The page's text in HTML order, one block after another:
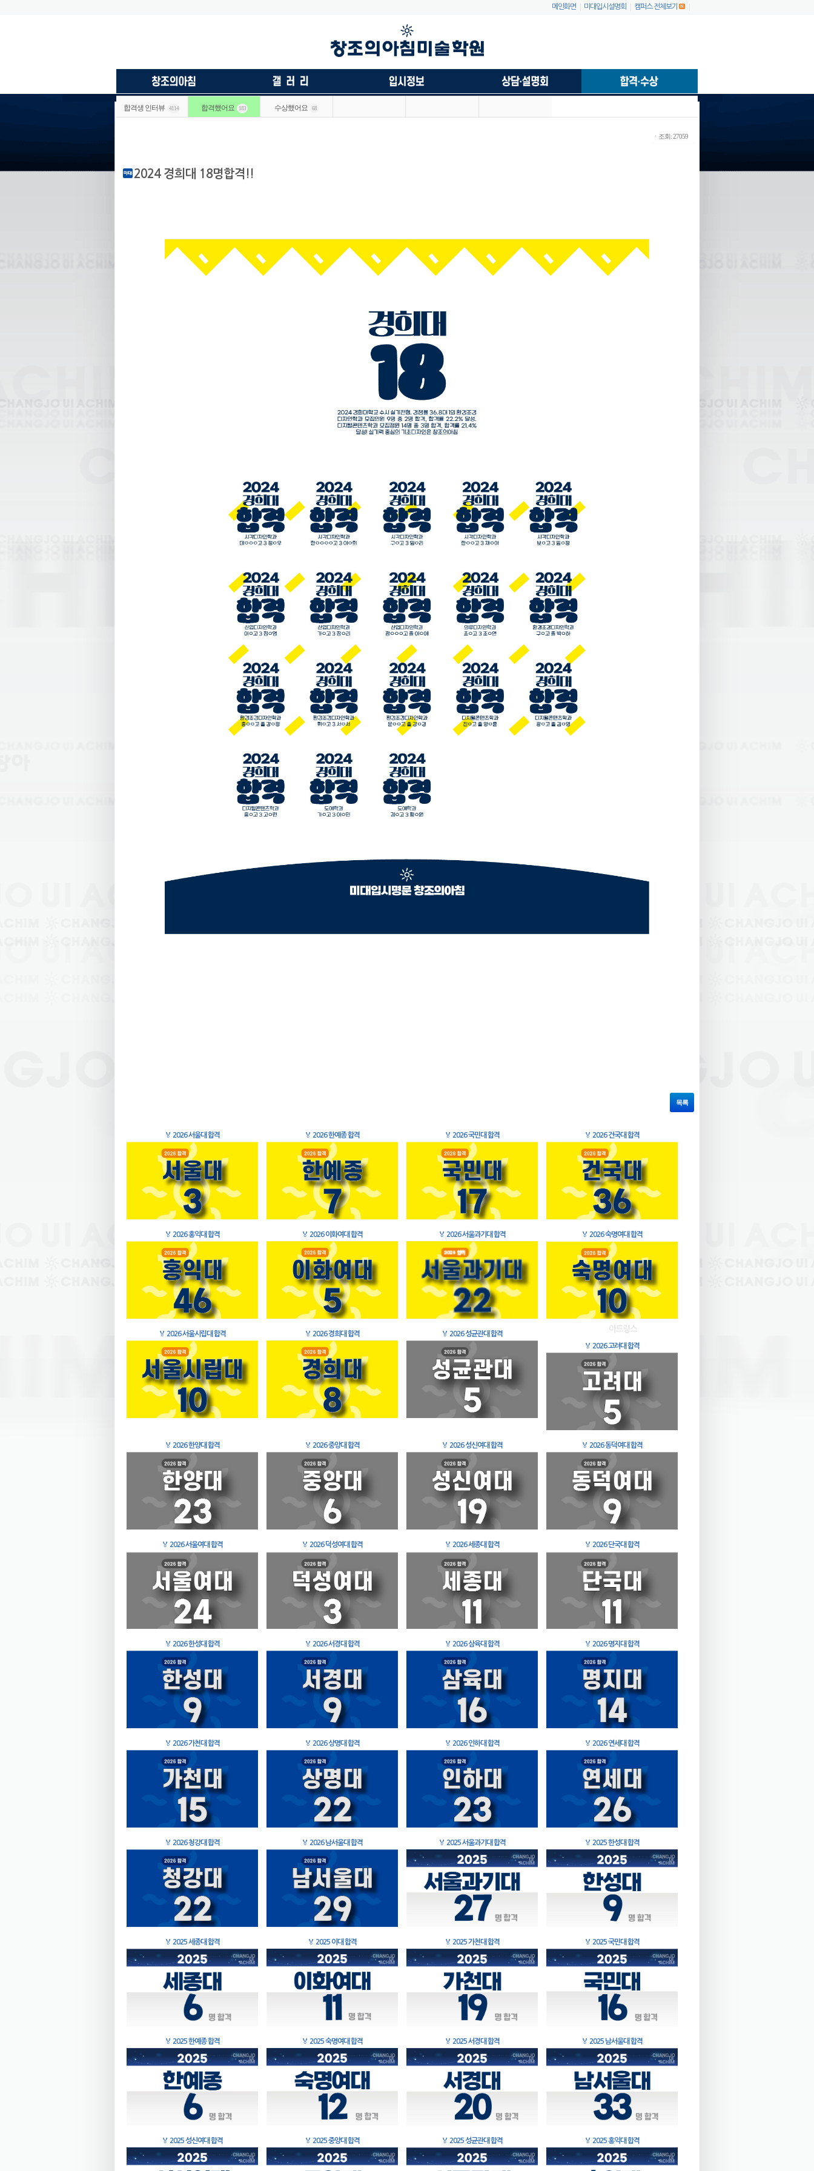
메인화면 미대입시설명회 캠퍼스 전체보기
합격생 인터뷰 4114 합격했어요 183 수상했어요 68
ㆍ조회: 27059
2024 경희대 18명합격!!
목록
🏅 2026 서울대 합격 🏅 2026 한예종 합격 🏅 2026 국민대 합격 🏅 2026 건국대 합격
🏅 2026 홍익대 합격 🏅 2026 이화여대 합격 🏅 2026 서울과기대 합격 🏅 2026 숙명여대 합격
🏅 2026 서울시립대 합격 🏅 2026 경희대 합격 🏅 2026 성균관대 합격
🏅 2026 고려대 합격
🏅 2026 한양대 합격 🏅 2026 중앙대 합격 🏅 2026 성신여대 합격 🏅 2026 동덕여대 합격
🏅 2026 서울여대 합격 🏅 2026 덕성여대 합격 🏅 2026 세종대 합격 🏅 2026 단국대 합격
🏅 2026 한성대 합격 🏅 2026 서경대 합격 🏅 2026 삼육대 합격 🏅 2026 명지대 합격
🏅 2026 가천대 합격 🏅 2026 상명대 합격 🏅 2026 인하대 합격 🏅 2026 연세대 합격
🏅 2026 청강대 합격 🏅 2026 남서울대 합격 🏅 2025 서울과기대 합격 🏅 2025 한성대 합격
🏅 2025 세종대 합격 🏅 2025 이대 합격 🏅 2025 가천대 합격 🏅 2025 국민대 합격
🏅 2025 한예종 합격 🏅 2025 숙명여대 합격 🏅 2025 서경대 합격 🏅 2025 남서울대 합격
🏅 2025 성신여대 합격 🏅 2025 중앙대 합격 🏅 2025 성균관대 합격 🏅 2025 홍익대 합격